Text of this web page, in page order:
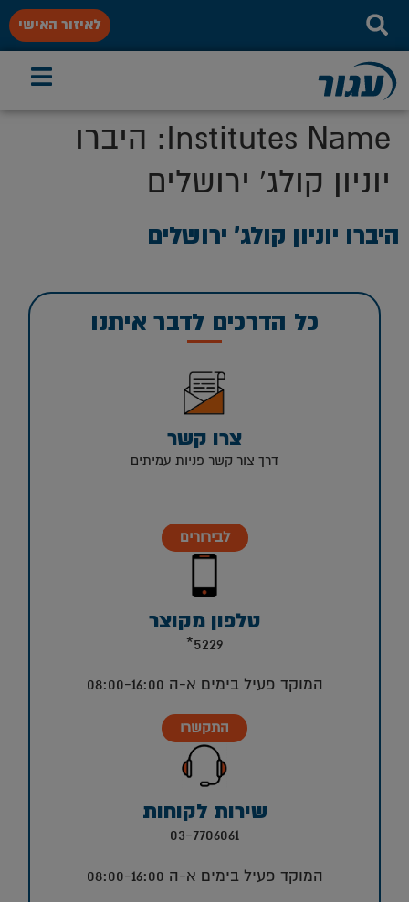
לאיזור האישי
Institutes Name:
היברו
יוניון קולג' ירושלים
היברו יוניון קולג’ ירושלים
כל הדרכים לדבר איתנו
צרו קשר
דרך צור קשר פניות עמיתים
לבירורים
טלפון מקוצר
5229*
המוקד פעיל בימים א-ה 08:00-16:00
התקשרו
שירות לקוחות
03-7706061
המוקד פעיל בימים א-ה 08:00-16:00